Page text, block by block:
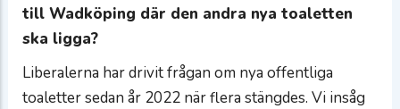
till Wadköping där den andra nya toaletten
ska ligga?
Liberalerna har drivit frågan om nya offentliga
toaletter sedan år 2022 när flera stängdes. Vi insåg